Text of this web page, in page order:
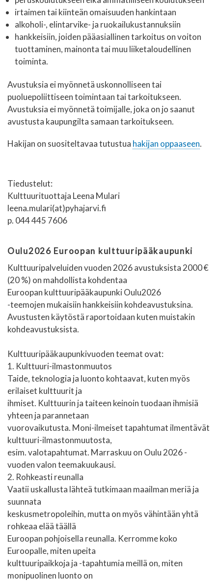
irtaimen tai kiinteän omaisuuden hankintaan
alkoholi-, elintarvike- ja ruokailukustannuksiin
hankkeisiin, joiden pääasiallinen tarkoitus on voiton
tuottaminen, mainonta tai muu liiketaloudellinen
toiminta.
Avustuksia ei myönnetä uskonnolliseen tai
puoluepoliittiseen toimintaan tai tarkoitukseen.
Avustuksia ei myönnetä toimijalle, joka on jo saanut
avustusta kaupungilta samaan tarkoitukseen.
Hakijan on suositeltavaa tutustua hakijan oppaaseen.
Tiedustelut:
Kulttuurituottaja Leena Mulari
leena.mulari(at)pyhajarvi.fi
p. 044 445 7606
Oulu2026 Euroopan kulttuuripääkaupunki
Kulttuuripalveluiden vuoden 2026 avustuksista 2000 €
(20 %) on mahdollista kohdentaa
Euroopan kulttuuripääkaupunki Oulu2026
-teemojen mukaisiin hankkeisiin kohdeavustuksina.
Avustusten käytöstä raportoidaan kuten muistakin
kohdeavustuksista.
Kulttuuripääkaupunkivuoden teemat ovat:
1. Kulttuuri-ilmastonmuutos
Taide, teknologia ja luonto kohtaavat, kuten myös
erilaiset kulttuurit ja
ihmiset. Kulttuurin ja taiteen keinoin tuodaan ihmisiä
yhteen ja parannetaan
vuorovaikutusta. Moni-ilmeiset tapahtumat ilmentävät
kulttuuri-ilmastonmuutosta,
esim. valotapahtumat. Marraskuu on Oulu 2026 -
vuoden valon teemakuukausi.
2. Rohkeasti reunalla
Vaatii uskallusta lähteä tutkimaan maailman meriä ja
suunnata
keskusmetropoleihin, mutta on myös vähintään yhtä
rohkeaa elää täällä
Euroopan pohjoisella reunalla. Kerromme koko
Euroopalle, miten upeita
kulttuuripaikkoja ja -tapahtumia meillä on, miten
monipuolinen luonto on